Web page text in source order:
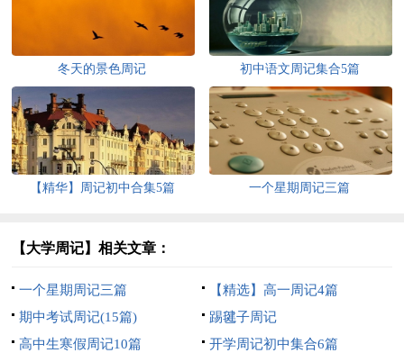
冬天的景色周记 初中语文周记集合5篇
【精华】周记初中合集5篇 一个星期周记三篇
【大学周记】相关文章：
一个星期周记三篇
【精选】高一周记4篇
期中考试周记(15篇)
踢毽子周记
高中生寒假周记10篇
开学周记初中集合6篇